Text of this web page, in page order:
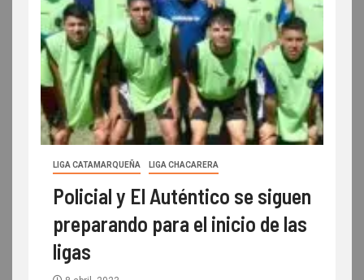
LIGA CATAMARQUEÑA LIGA CHACARERA
Policial y El Auténtico se siguen
preparando para el inicio de las
ligas